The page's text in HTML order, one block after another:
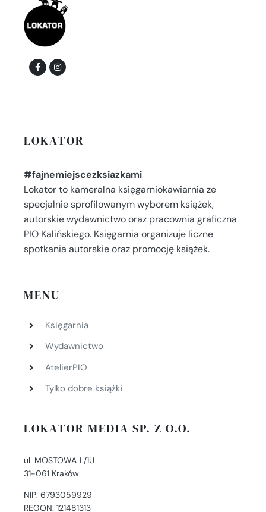
LOKATOR
#fajnemiejscezksiazkami
Lokator to kameralna księgarniokawiarnia ze
specjalnie sprofilowanym wyborem książek,
autorskie wydawnictwo oraz pracownia graficzna
PIO Kalińskiego. Księgarnia organizuje liczne
spotkania autorskie oraz promocję książek.
MENU
Księgarnia
Wydawnictwo
AtelierPIO
Tylko dobre książki
LOKATOR MEDIA SP. Z O.O.
ul. MOSTOWA 1 /1U
31-061 Kraków
NIP: 6793059929
REGON: 121481313